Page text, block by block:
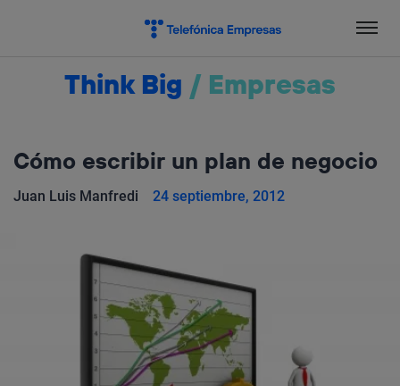
Think Big / Empresas
Cómo escribir un plan de negocio
Juan Luis Manfredi 24 septiembre, 2012